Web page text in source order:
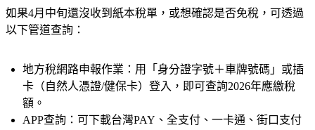
如果4月中旬還沒收到紙本稅單，或想確認是否免稅，可透過
以下管道查詢：
地方稅網路申報作業： 用「身分證字號＋車牌號碼」或插
卡（自然人憑證/健保卡）登入，即可查詢2026年應繳稅
額。
APP查詢： 可下載台灣PAY、全支付、一卡通、街口支付